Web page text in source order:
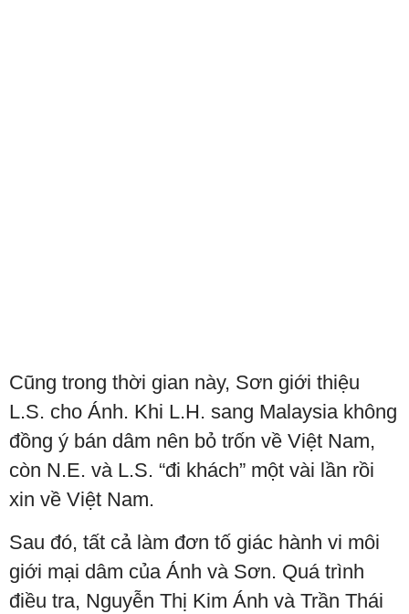
Cũng trong thời gian này, Sơn giới thiệu
L.S. cho Ánh. Khi L.H. sang Malaysia không
đồng ý bán dâm nên bỏ trốn về Việt Nam,
còn N.E. và L.S. “đi khách” một vài lần rồi
xin về Việt Nam.
Sau đó, tất cả làm đơn tố giác hành vi môi
giới mại dâm của Ánh và Sơn. Quá trình
điều tra, Nguyễn Thị Kim Ánh và Trần Thái